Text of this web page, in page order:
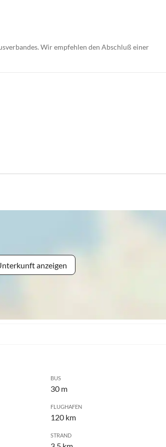
Wir empfehlen den Abschluß einer
anzeigen
BUS
30 m
FLUGHAFEN
120 km
STRAND